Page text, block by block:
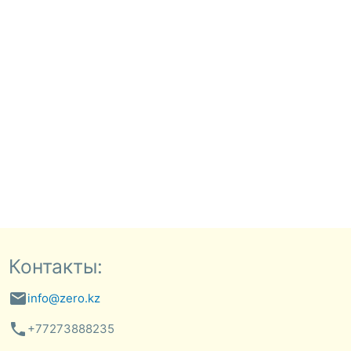
Контакты:
emailinfo@zero.kz
phone +77273888235